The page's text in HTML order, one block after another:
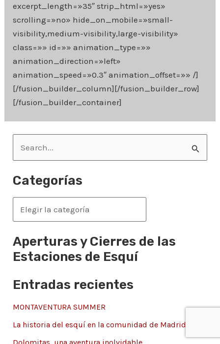
excerpt_length=»35″ strip_html=»yes»
scrolling=»no» hide_on_mobile=»small-
visibility,medium-visibility,large-visibility»
class=»» id=»» animation_type=»»
animation_direction=»left»
animation_speed=»0.3″ animation_offset=»» /]
[/fusion_builder_column][/fusion_builder_row]
[/fusion_builder_container]
r
p
o
:
Categorías
a
t
e
o
a
Aperturas y Cierres de las
Estaciones de Esquí
Entradas recientes
MONTAVENTURA SUMMER
La historia del esquí en la comunidad de Madrid